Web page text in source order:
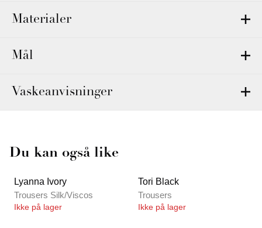
Materialer
Mål
Vaskeanvisninger
Du kan også like
Lyanna Ivory
Trousers Silk/Viscos
Ikke på lager
Tori Black
Trousers
Ikke på lager